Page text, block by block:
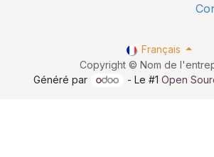
Copyright © Nom de
Français
Généré par - Le #1Open